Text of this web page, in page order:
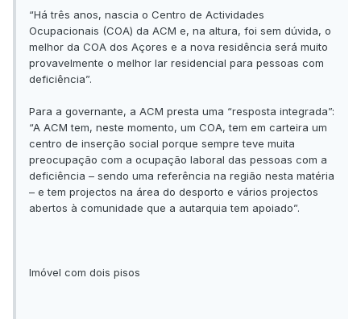
“Há três anos, nascia o Centro de Actividades
Ocupacionais (COA) da ACM e, na altura, foi sem dúvida, o
melhor da COA dos Açores e a nova residência será muito
provavelmente o melhor lar residencial para pessoas com
deficiência”.
Para a governante, a ACM presta uma “resposta integrada”:
“A ACM tem, neste momento, um COA, tem em carteira um
centro de inserção social porque sempre teve muita
preocupação com a ocupação laboral das pessoas com a
deficiência – sendo uma referência na região nesta matéria
– e tem projectos na área do desporto e vários projectos
abertos à comunidade que a autarquia tem apoiado”.
Imóvel com dois pisos